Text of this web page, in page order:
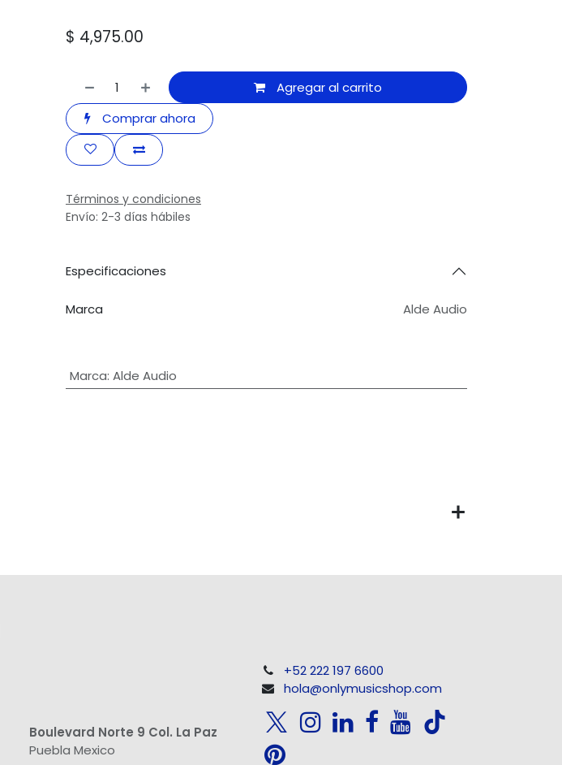
$ 4,975.00
Agregar al carrito
Comprar ahora
Términos y condiciones
Envío: 2-3 días hábiles
Especificaciones
Marca Alde Audio
Marca: Alde Audio
Boulevard Norte 9 Col. La Paz
Puebla Mexico
+52 222 197 6600
hola@onlymusicshop.com